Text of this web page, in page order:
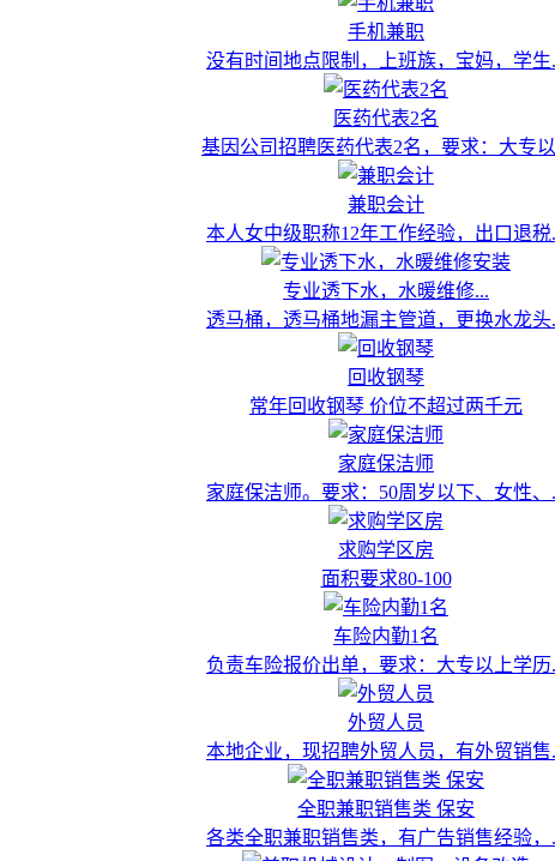
手机兼职
没有时间地点限制，上班族，宝妈，学生
医药代表2名
基因公司招聘医药代表2名，要求：大专
兼职会计
本人女中级职称12年工作经验，出口退税
专业透下水，水暖维修...
透马桶，透马桶地漏主管道，更换水龙头
回收钢琴
常年回收钢琴 价位不超过两千元
家庭保洁师
家庭保洁师。要求：50周岁以下、女性、
求购学区房
面积要求80-100
车险内勤1名
负责车险报价出单，要求：大专以上学历
外贸人员
本地企业，现招聘外贸人员，有外贸销售
全职兼职销售类 保安
各类全职兼职销售类，有广告销售经验，